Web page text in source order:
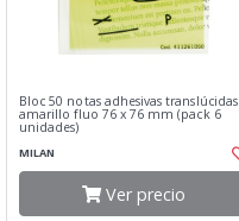
Bloc 50 notas adhesivas translúcidas
amarillo fluo 76 x 76 mm (pack 6
unidades)
MILAN
Ver precio